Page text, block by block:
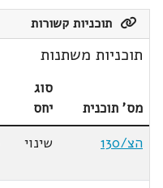
תוכניות קשורות
תוכניות משתנות
מס' תוכנית
סוג
יחס
הצ/130
שינוי